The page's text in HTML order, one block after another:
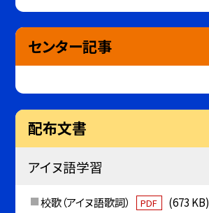
センター記事
配布文書
アイヌ語学習
校歌（アイヌ語歌詞） PDF
(673 KB)